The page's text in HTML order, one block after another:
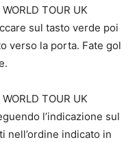
TOUR UK
sul tasto verde poi
verso la porta. Fate gol
TOUR UK
l’indicazione sul
nell’ordine indicato in